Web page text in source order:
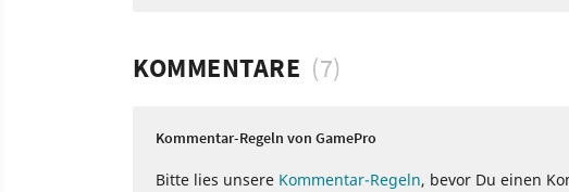
KOMMENTARE (7)
Kommentar-Regeln von GamePro
Bitte lies unsere Kommentar-Regeln, bevor Du einen